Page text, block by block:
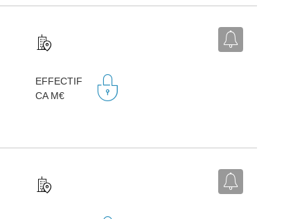
EFFECTIF
CA M€